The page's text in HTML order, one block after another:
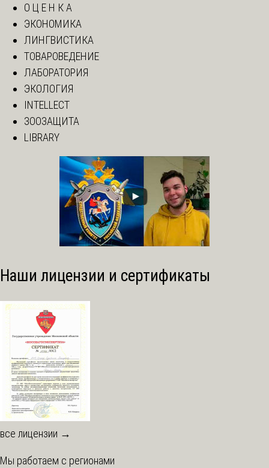
О Ц Е Н К А
ЭКОНОМИКА
ЛИНГВИСТИКА
ТОВАРОВЕДЕНИЕ
ЛАБОРАТОРИЯ
ЭКОЛОГИЯ
INTELLECT
ЗООЗАЩИТА
LIBRARY
Наши лицензии и сертификаты
все лицензии →
Мы работаем с регионами